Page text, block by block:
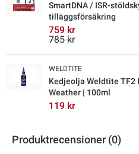
SmartDNA / ISR-
tilläggsförsäkring
759 kr
785 kr
WELDTITE
Kedjeolja Weldtite TF2
Weather | 100ml
119 kr
Produktrecensioner (0)